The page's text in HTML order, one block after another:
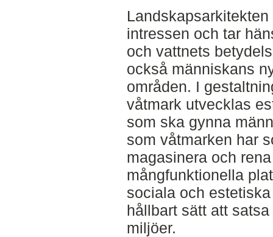
intressen och tar
och vattnets
också människans
områden. I
våtmark utvecklas
som ska gynna
som våtmarken har
magasinera och
mångfunktionella
sociala och
hållbart sätt att
miljöer.